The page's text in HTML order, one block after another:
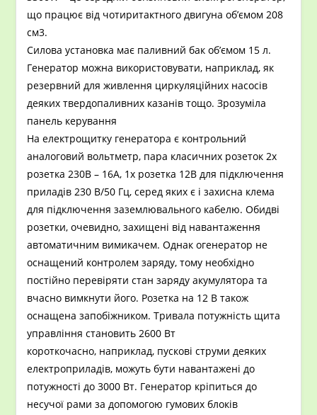
що працює від чотиритактного двигуна об’ємом 208
см3.
Силова установка має паливний бак об’ємом 15 л.
Генератор можна використовувати, наприклад, як
резервний для живлення циркуляційних насосів
деяких твердопаливних казанів тощо. Зрозуміла
панель керування
На електрощитку генератора є контрольний
аналоговий вольтметр, пара класичних розеток 2x
розетка 230В – 16А, 1x розетка 12В для підключення
приладів 230 В/50 Гц, серед яких є і захисна клема
для підключення заземлювального кабелю. Обидві
розетки, очевидно, захищені від навантаження
автоматичним вимикачем. Однак огенератор не
оснащений контролем заряду, тому необхідно
постійно перевіряти стан заряду акумулятора та
вчасно вимкнути його. Розетка на 12 В також
оснащена запобіжником. Тривала потужність щита
управління становить 2600 Вт
короткочасно, наприклад, пускові струми деяких
електроприладів, можуть бути навантажені до
потужності до 3000 Вт. Генератор кріпиться до
несучої рами за допомогою гумових блоків